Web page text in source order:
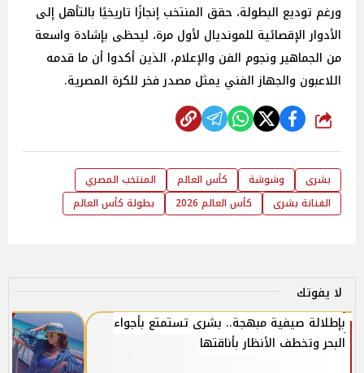
ورغم توديع البطولة، حقق المنتخب إنجازًا تاريخيًا بالتأهل إلى
الأدوار الإقصائية للمونديال لأول مرة، ليحظى بإشادة واسعة
من الجماهير ونجوم الفن والإعلام، الذين أكدوا أن ما قدمه
اللاعبون والجهاز الفني يمثل مصدر فخر للكرة المصرية.
شارك
بشرى وشوشة كأس العالم
المنتخب المصري
الفنانة بشرى
كأس العالم 2026 بطولة كأس العالم
لا يفوتك
بإطلالة صيفية مبهجة.. بشرى تستمتع بأجواء
البحر وتخطف الأنظار بأناقتها